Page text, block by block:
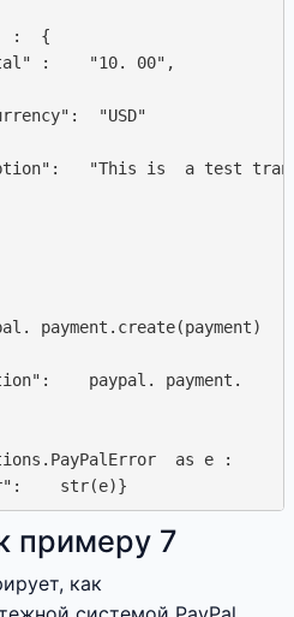
:  {
:    "10. 00",
"USD"
"This is  a test
payment.create(payment)
paypal. payment.
as e :
примеру 7
как